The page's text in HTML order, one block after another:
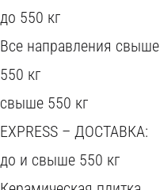
до 550 кг
Все направления свыше
550 кг
свыше 550 кг
EXPRESS – ДОСТАВКА:
до и свыше 550 кг
Q
U
A
R
T
H
Y
G
G
N
A
T
U
R
S
E
V
I
H
A
R
M
C
O
N
C
E
P